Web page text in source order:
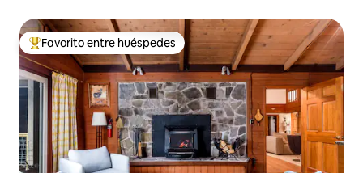
Favorito entre huéspedes preferido
Favorito entre huéspedes